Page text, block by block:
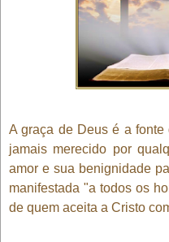
A graça de Deus é a
jamais merecido por
amor e sua benignidade
manifestada "a todos os
de quem aceita a Cristo